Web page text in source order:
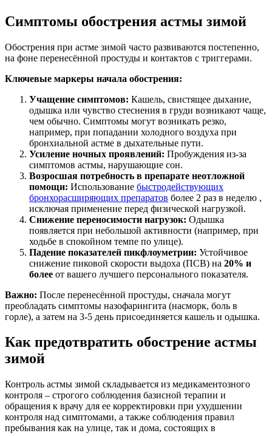
Симптомы обострения астмы зимой
Обострения при астме зимой часто развиваются постепенно,
на фоне перенесённой простуды и контактов с триггерами.
Ключевые маркеры начала обострения:
Учащение симптомов: Кашель, свистящее дыхание,
одышка или чувство стеснения в груди возникают чаще,
чем обычно. Симптомы могут возникать резко,
например, при попадании холодного воздуха при
бронхиальной астме в дыхательные пути.
Усиление ночных проявлений: Пробуждения из-за
симптомов астмы, нарушающие сон.
Возросшая потребность в препарате неотложной
помощи: Использование быстродействующих
бронхорасширяющих препаратов более 2 раз в неделю ,
исключая применение перед физической нагрузкой.
Снижение переносимости нагрузок: Одышка
появляется при небольшой активности (например, при
ходьбе в спокойном темпе по улице).
Падение показателей пикфлоуметрии: Устойчивое
снижение пиковой скорости выдоха (ПСВ) на 20% и
более от вашего лучшего персонального показателя.
Важно: После перенесённой простуды, сначала могут
преобладать симптомы назофарингита (насморк, боль в
горле), а затем на 3-5 день присоединяется кашель и одышка.
Как предотвратить обострение астмы
зимой
Контроль астмы зимой складывается из медикаментозного
контроля – строгого соблюдения базисной терапии и
обращения к врачу для ее корректировки при ухудшении
контроля над симптомами, а также соблюдения правил
пребывания как на улице, так и дома, состоящих в